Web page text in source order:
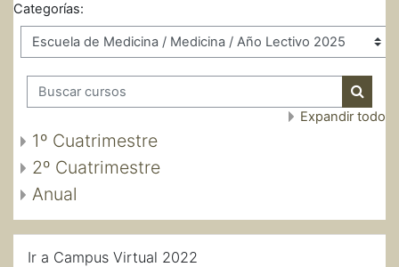
Categorías:
Buscar cursos
Expandir todo
1º Cuatrimestre
2º Cuatrimestre
Anual
Ir a Campus Virtual 2022